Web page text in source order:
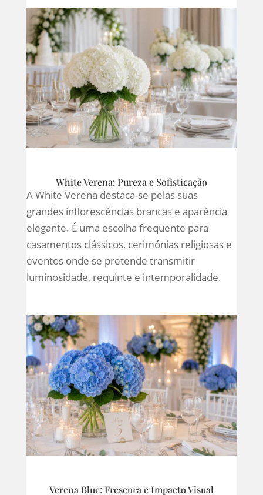
White Verena: Pureza e Sofisticação
A White Verena destaca-se pelas suas
grandes inflorescências brancas e aparência
elegante. É uma escolha frequente para
casamentos clássicos, cerimónias religiosas e
eventos onde se pretende transmitir
luminosidade, requinte e intemporalidade.
Verena Blue: Frescura e Impacto Visual